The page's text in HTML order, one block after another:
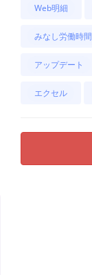
Web明細
みなし労働時間
アップデート
エクセル